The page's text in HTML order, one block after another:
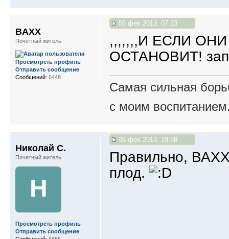
06 фев 2013, 07:23
,,,,,,,И ЕСЛИ
ОСТАНОВИТ!
Самая сильная
с моим
BAXX
Почетный житель
Просмотреть профиль
Отправить сообщение
Сообщений: 6448
06 фев 2013, 19:58
Правильно,
плод.
Николай С.
Почетный житель
Н
Просмотреть профиль
Отправить сообщение